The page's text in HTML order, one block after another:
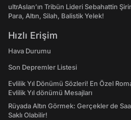
ultrAslan’ın Tribün Lideri Sebahattin
Para, Altın, Silah, Balistik Yelek!
Hızlı Erişim
Hava Durumu
Son Depremler Listesi
Evlilik Yıl Dönümü Sözleri! En Özel
Evlilik Yıl dönümü Mesajları
Rüyada Altın Görmek: Gerçekler de
Saklı Olabilir!